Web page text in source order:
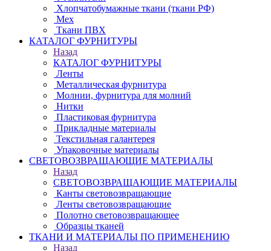
Хлопчатобумажные ткани (ткани РФ)
Мех
Ткани ПВХ
КАТАЛОГ ФУРНИТУРЫ
Назад
КАТАЛОГ ФУРНИТУРЫ
Ленты
Металлическая фурнитура
Молнии, фурнитура для молний
Нитки
Пластиковая фурнитура
Прикладные материалы
Текстильная галантерея
Упаковочные материалы
СВЕТОВОЗВРАЩАЮЩИЕ МАТЕРИАЛЫ
Назад
СВЕТОВОЗВРАЩАЮЩИЕ МАТЕРИАЛЫ
Канты световозвращающие
Ленты световозвращающие
Полотно световозвращающее
Образцы тканей
ТКАНИ И МАТЕРИАЛЫ ПО ПРИМЕНЕНИЮ
Назад